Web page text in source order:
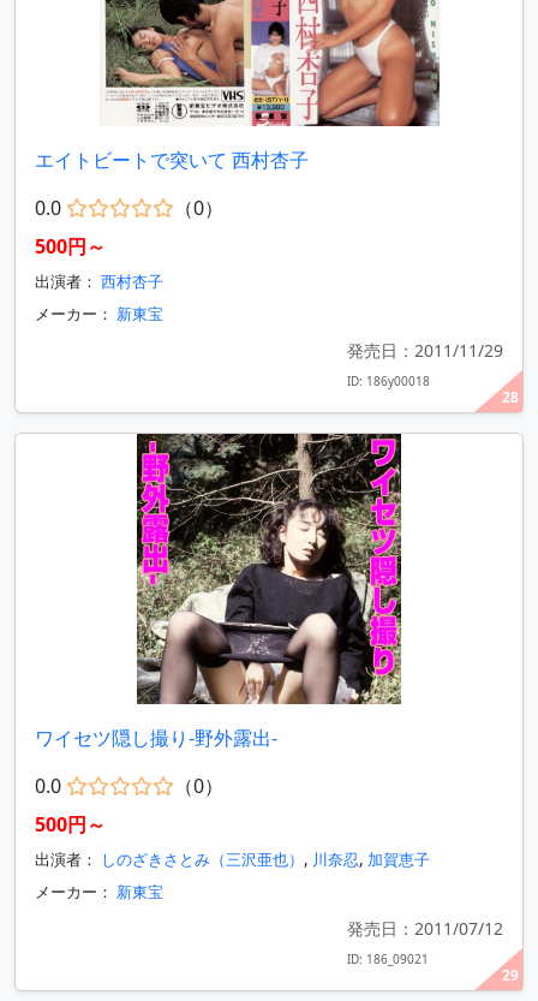
28
エイトビートで突いて 西村杏子
0.0
（0）
500円～
出演者： 西村杏子
メーカー： 新東宝
発売日：2011/11/29
ID: 186y00018
29
ワイセツ隠し撮り-野外露出-
0.0
（0）
500円～
出演者： しのざきさとみ（三沢亜也） , 川奈忍, 加賀恵子
メーカー： 新東宝
発売日：2011/07/12
ID: 186_09021